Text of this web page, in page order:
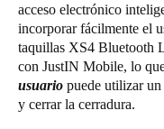
acceso electrónico
incorporar fácilmente el
taquillas XS4 Bluetooth
con JustIN Mobile, lo
usuario puede utilizar
y cerrar la cerradura.